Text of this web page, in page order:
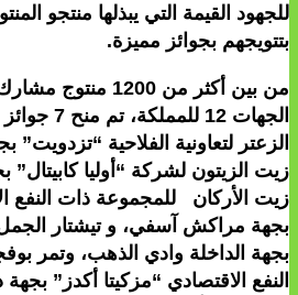
للجهود القيمة التي يبذلها منتجو
بتتويجهم بجوائز مميزة.
من بين أكثر من 1200
الجهات 12
الزعتر لتعاونية الفلاحية
زيت الزيتون لشركة “أوليا
زيت الأركان للمجموعة ذات النفع
بجهة مراكش آسفي، و تيشتار الجمل
بجهة الداخلة وادي الذهب، وتمر
النفع الاقتصادي “مزكيتا أكدز” بجهة